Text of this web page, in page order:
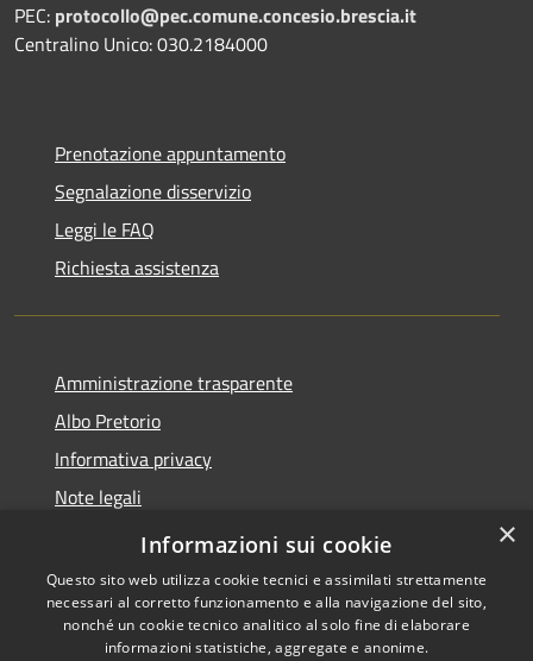
PEC: protocollo@pec.comune.concesio.brescia.it
Centralino Unico: 030.2184000
Prenotazione appuntamento
Segnalazione disservizio
Leggi le FAQ
Richiesta assistenza
Amministrazione trasparente
Albo Pretorio
Informativa privacy
Note legali
Dichiarazione di accessibilità
×
Informazioni sui cookie
Questo sito web utilizza cookie tecnici e assimilati strettamente
necessari al corretto funzionamento e alla navigazione del sito,
nonché un cookie tecnico analitico al solo fine di elaborare
informazioni statistiche, aggregate e anonime.